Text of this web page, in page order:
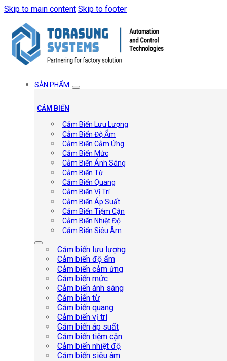
Skip to main content Skip to footer
SẢN PHẨM
CẢM BIẾN
Cảm Biến Lưu Lượng
Cảm Biến Độ Ẩm
Cảm Biến Cảm Ứng
Cảm Biến Mức
Cảm Biến Ánh Sáng
Cảm Biến Từ
Cảm Biến Quang
Cảm Biến Vị Trí
Cảm Biến Áp Suất
Cảm Biến Tiệm Cận
Cảm Biến Nhiệt Độ
Cảm Biến Siêu Âm
Cảm biến lưu lượng
Cảm biến độ ẩm
Cảm biến cảm ứng
Cảm biến mức
Cảm biến ánh sáng
Cảm biến từ
Cảm biến quang
Cảm biến vị trí
Cảm biến áp suất
Cảm biến tiệm cận
Cảm biến nhiệt độ
Cảm biến siêu âm